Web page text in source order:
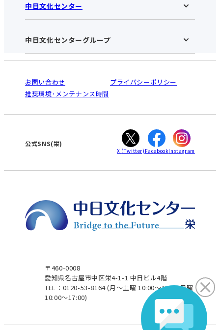
中日文化センター 栄HOME
お知らせ
アクセス･営業時間
お申し込みの流れ
入会と受講のご案内
中日文化センター
中日文化センターHOME
中日文化センターとは
受講規約・会員特典
ご利用ガイド
オンライン講座受講の手順
WEBサイトのよくある質問
中日文化センターグループ
南大高
犬山
高蔵寺
大垣
津
お問い合わせ
プライバシーポリシー
推奨環境･メンテナンス時間
〒460-0008
愛知県名古屋市中区栄4-1-1 中日ビル4階
TEL：0120-53-8164(月～土曜 10:00～19:00 日曜
10:00～17:00)
公式SNS(栄)
X (Twitter) FacebookInstagram